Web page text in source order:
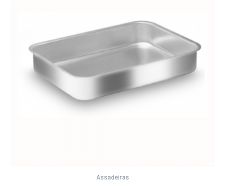
Assadeiras